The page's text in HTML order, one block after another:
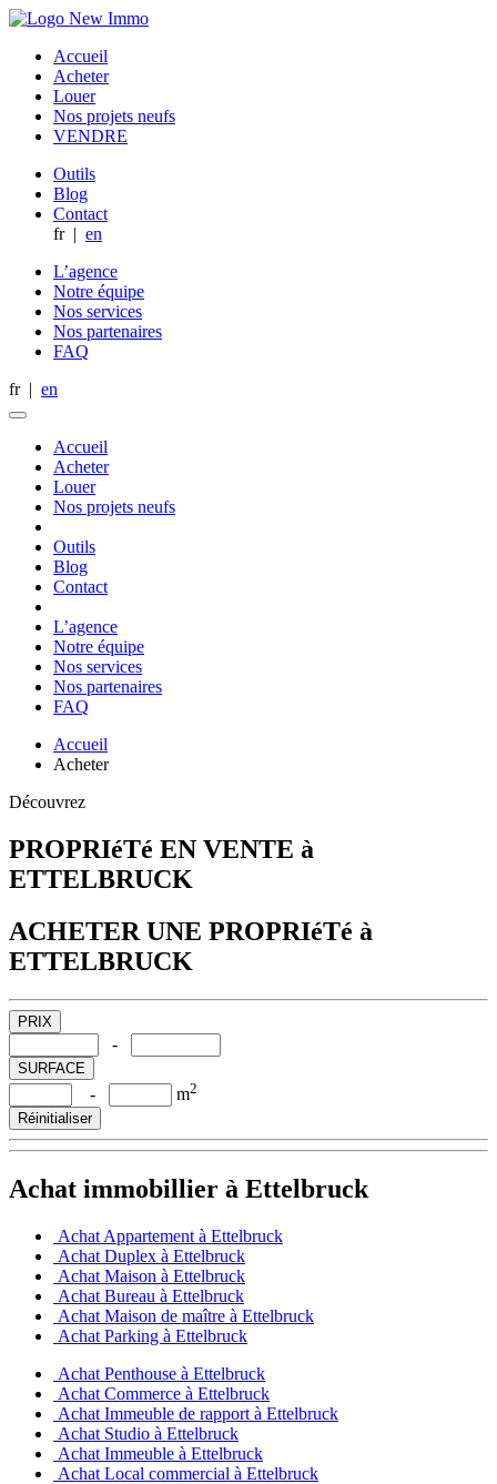
Accueil
Acheter
Louer
Nos projets neufs
VENDRE
Outils
Blog
Contact
fr | en
L’agence
Notre équipe
Nos services
Nos partenaires
FAQ
fr | en
Accueil
Acheter
Louer
Nos projets neufs
Outils
Blog
Contact
L’agence
Notre équipe
Nos services
Nos partenaires
FAQ
Accueil
Acheter
Découvrez
PROPRIéTé EN VENTE à
ETTELBRUCK
ACHETER UNE PROPRIéTé à
ETTELBRUCK
PRIX
-
SURFACE
- m2
Réinitialiser
Achat immobillier à Ettelbruck
Achat Appartement à Ettelbruck
Achat Duplex à Ettelbruck
Achat Maison à Ettelbruck
Achat Bureau à Ettelbruck
Achat Maison de maître à Ettelbruck
Achat Parking à Ettelbruck
Achat Penthouse à Ettelbruck
Achat Commerce à Ettelbruck
Achat Immeuble de rapport à Ettelbruck
Achat Studio à Ettelbruck
Achat Immeuble à Ettelbruck
Achat Local commercial à Ettelbruck